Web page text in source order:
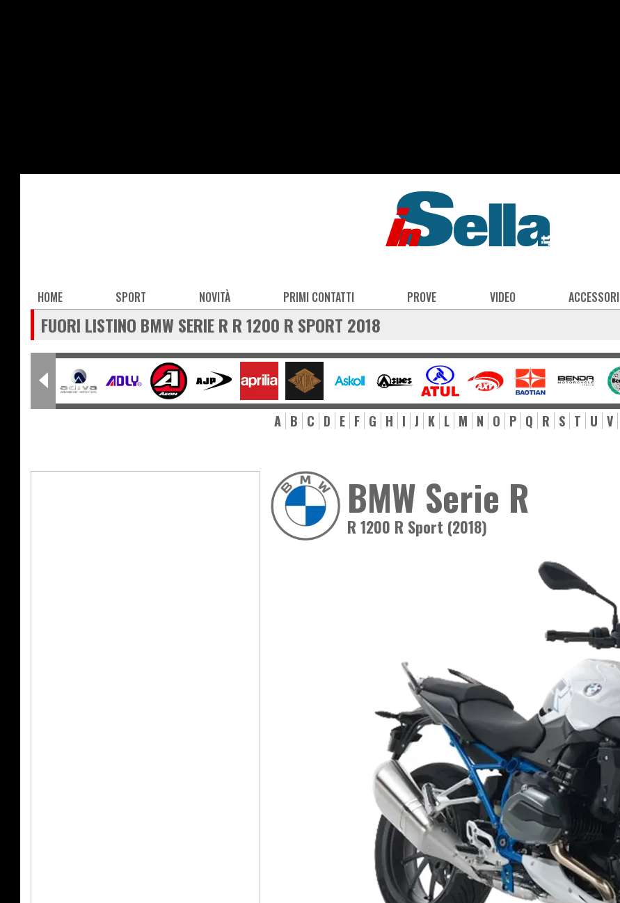
Main
navigation
HOME SPORT NOVITÀ PRIMI CONTATTI PROVE VIDEO ACCESSORI
FUORI LISTINO BMW SERIE R R 1200 R SPORT 2018
A B C D E F G H I J K L M N O P Q R S T U V
BMW Serie R
R 1200 R Sport (2018)